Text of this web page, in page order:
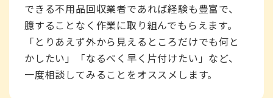
できる不用品回収業者であれば経験も豊富で、
臆することなく作業に取り組んでもらえます。
「とりあえず外から見えるところだけでも何と
かしたい」「なるべく早く片付けたい」など、
一度相談してみることをオススメします。